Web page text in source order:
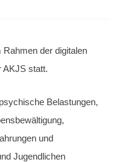
Rahmen der digitalen
AKJS statt.
Belastungen,
und
Jugendlichen